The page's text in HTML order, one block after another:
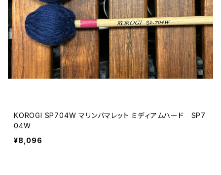
KOROGI SP704W マリンバマレット ミディアムハード SP7
04W
¥8,096